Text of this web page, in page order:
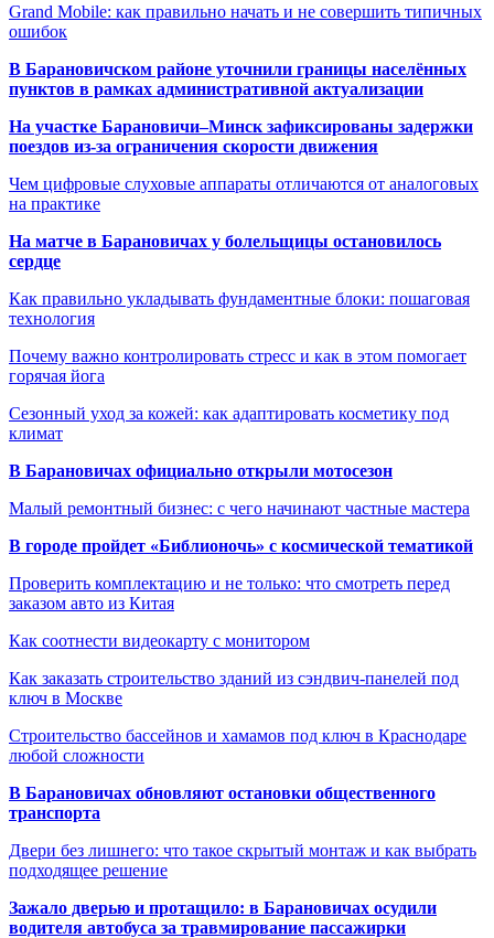
Grand Mobile: как правильно начать и не совершить типичных
ошибок
В Барановичском районе уточнили границы населённых
пунктов в рамках административной актуализации
На участке Барановичи–Минск зафиксированы задержки
поездов из-за ограничения скорости движения
Чем цифровые слуховые аппараты отличаются от аналоговых
на практике
На матче в Барановичах у болельщицы остановилось
сердце
Как правильно укладывать фундаментные блоки: пошаговая
технология
Почему важно контролировать стресс и как в этом помогает
горячая йога
Сезонный уход за кожей: как адаптировать косметику под
климат
В Барановичах официально открыли мотосезон
Малый ремонтный бизнес: с чего начинают частные мастера
В городе пройдет «Библионочь» с космической тематикой
Проверить комплектацию и не только: что смотреть перед
заказом авто из Китая
Как соотнести видеокарту с монитором
Как заказать строительство зданий из сэндвич-панелей под
ключ в Москве
Строительство бассейнов и хамамов под ключ в Краснодаре
любой сложности
В Барановичах обновляют остановки общественного
транспорта
Двери без лишнего: что такое скрытый монтаж и как выбрать
подходящее решение
Зажало дверью и протащило: в Барановичах осудили
водителя автобуса за травмирование пассажирки